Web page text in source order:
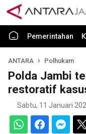
Pemerintahan
ANTARA Polhukam
Polda Jambi
restoratif
Sabtu, 11 Januari